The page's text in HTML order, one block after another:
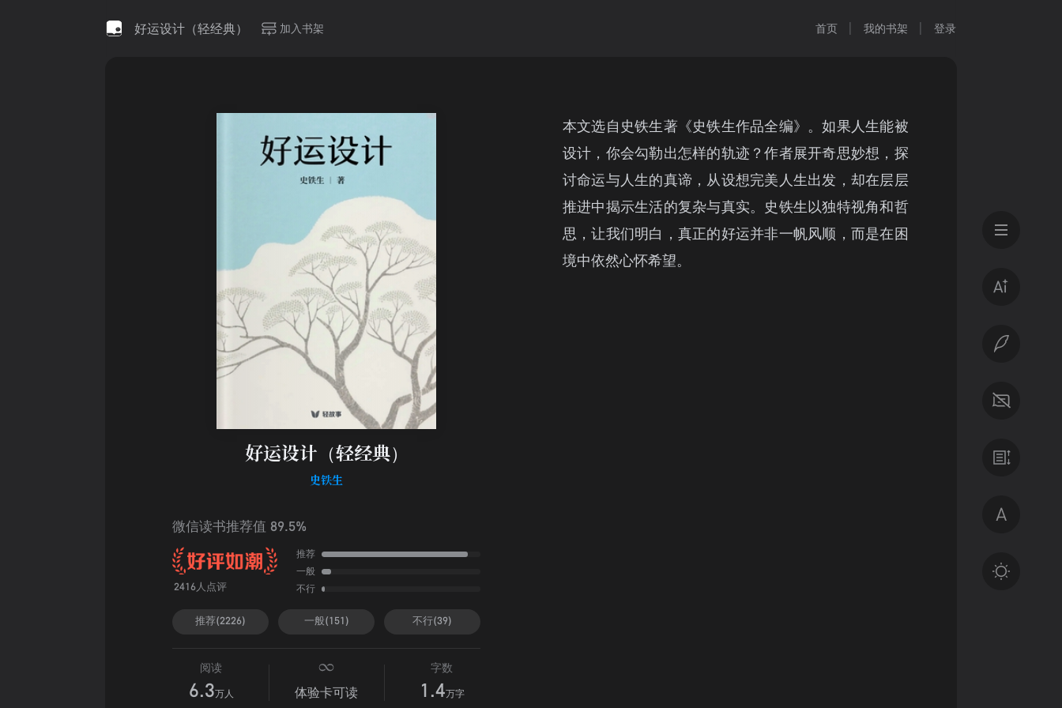
好运设计（轻经典） 加入书架 首页 我的书架 登录
好运设计（轻经典）
史铁生
微信读书推荐值 89.5%
2416人点评
推荐
一般
不行
推荐(2226) 一般(151) 不行(39)
阅读
6.3万人 体验卡可读
字数
1.4万字
本文选自史铁生著《史铁生作品全编》。如果人生能被
设计，你会勾勒出怎样的轨迹？作者展开奇思妙想，探
讨命运与人生的真谛，从设想完美人生出发，却在层层
推进中揭示生活的复杂与真实。史铁生以独特视角和哲
思，让我们明白，真正的好运并非一帆风顺，而是在困
境中依然心怀希望。